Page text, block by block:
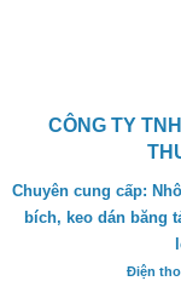
CÔNG TY
Chuyên cung cấp:
bích, keo dán băng
Điện